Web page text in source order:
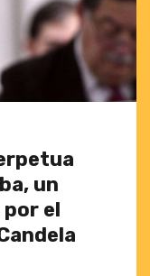
un
el